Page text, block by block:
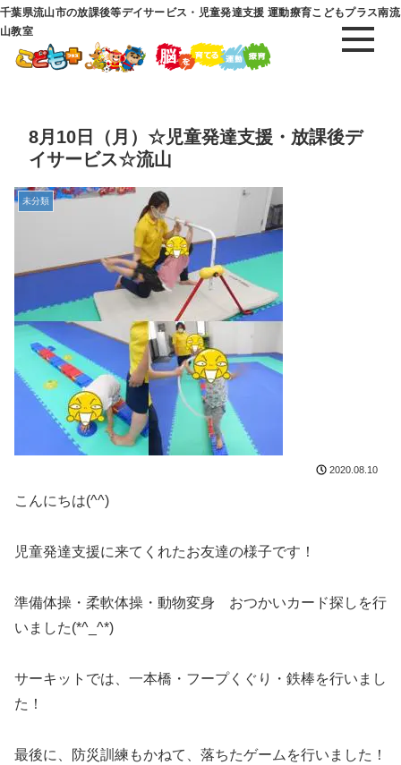
千葉県流山市の放課後等デイサービス・児童発達支援 運動療育こどもプラス南流
山教室
8月10日（月）☆児童発達支援・放課後デ
イサービス☆流山
未分類
2020.08.10
こんにちは(^^)
児童発達支援に来てくれたお友達の様子です！
準備体操・柔軟体操・動物変身 おつかいカード探しを行
いました(*^_^*)
サーキットでは、一本橋・フープくぐり・鉄棒を行いまし
た！
最後に、防災訓練もかねて、落ちたゲームを行いました！